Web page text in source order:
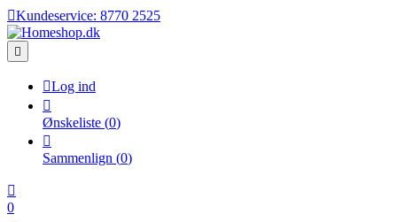
Kundeservice: 8770 2525

Log ind

Ønskeliste (0)

Sammenlign (0)

0